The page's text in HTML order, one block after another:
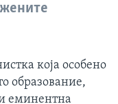
која особено
образование,
еминентна